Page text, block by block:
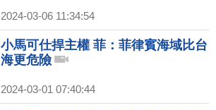
2024-03-06 11:34:54
小馬可仕捍主權 菲：菲律賓海域比台
海更危險
2024-03-01 07:40:44